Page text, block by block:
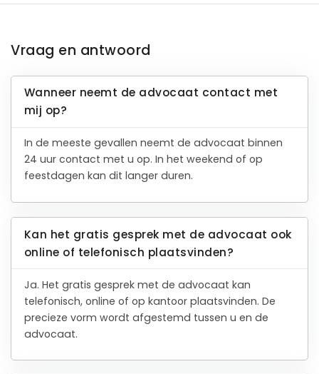
Vraag en antwoord
Wanneer neemt de advocaat contact met
mij op?
In de meeste gevallen neemt de advocaat binnen
24 uur contact met u op. In het weekend of op
feestdagen kan dit langer duren.
Kan het gratis gesprek met de advocaat ook
online of telefonisch plaatsvinden?
Ja. Het gratis gesprek met de advocaat kan
telefonisch, online of op kantoor plaatsvinden. De
precieze vorm wordt afgestemd tussen u en de
advocaat.